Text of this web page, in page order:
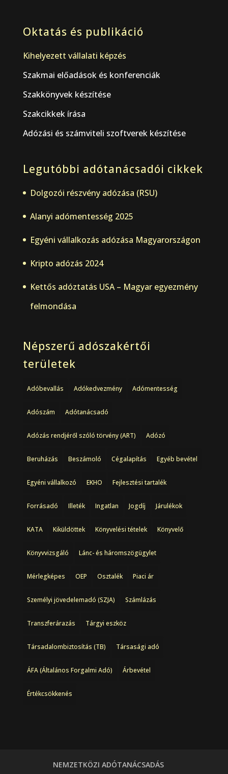
Oktatás és publikáció
Kihelyezett vállalati képzés
Szakmai előadások és konferenciák
Szakkönyvek készítése
Szakcikkek írása
Adózási és számviteli szoftverek készítése
Legutóbbi adótanácsadói cikkek
Dolgozói részvény adózása (RSU)
Alanyi adómentesség 2025
Egyéni vállalkozás adózása Magyarországon
Kripto adózás 2024
Kettős adóztatás USA – Magyar egyezmény
felmondása
Népszerű adószakértői
területek
Adóbevallás Adókedvezmény Adómentesség
Adószám Adótanácsadó
Adózás rendjéről szóló törvény (ART) Adózó
Beruházás Beszámoló Cégalapítás Egyéb bevétel
Egyéni vállalkozó EKHO Fejlesztési tartalék
Forrásadó Illeték Ingatlan Jogdíj Járulékok
KATA Kiküldöttek Könyvelési tételek Könyvelő
Könyvvizsgáló Lánc- és háromszögügylet
Mérlegképes OEP Osztalék Piaci ár
Személyi jövedelemadó (SZJA) Számlázás
Transzferárazás Tárgyi eszköz
Társadalombiztosítás (TB) Társasági adó
ÁFA (Általános Forgalmi Adó) Árbevétel
Értékcsökkenés
NEMZETKÖZI ADÓTANÁCSADÁS